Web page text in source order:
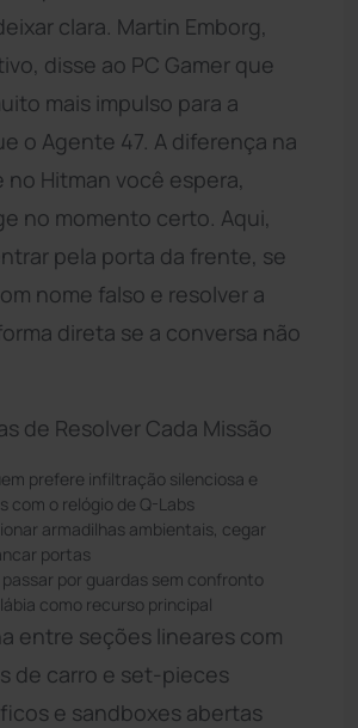
clara. Martin Emborg,
disse ao PC Gamer que
mais impulso para a
o Agente 47. A diferença na
no Hitman você espera,
no momento certo. Aqui,
pela porta da frente, se
nome falso e resolver a
direta se a conversa não
de Resolver Cada Missão
prefere infiltração silenciosa e
com o relógio de Q-Labs
armadilhas ambientais, cegar
portas
por guardas sem confronto
como recurso principal
entre seções lineares com
de carro e set-pieces
e sandboxes abertas